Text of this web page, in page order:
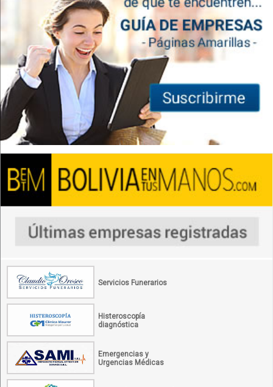
Servicios Funerarios
Histeroscopía
diagnóstica
Emergencias y
Urgencias Médicas